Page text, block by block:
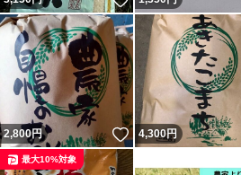
2,800円 いいね！
4,300円
最大10%対象